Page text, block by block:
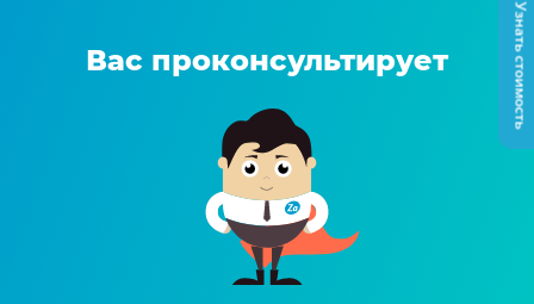
Вас проконсультирует Узнать стоимость